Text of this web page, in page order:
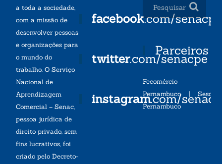
a toda a sociedade,
com a missão de
desenvolver pessoas
e organizações para
o mundo do
trabalho. O Serviço
Nacional de
Aprendizagem
Comercial – Senac,
pessoa jurídica de
direito privado, sem
fins lucrativos, foi
criado pelo Decreto-
facebook.com/senacpe
twitter.com/senacpe
instagram.com/
Parceiros
Fecomércio
Pernambuco| Sesc
Pernambuco